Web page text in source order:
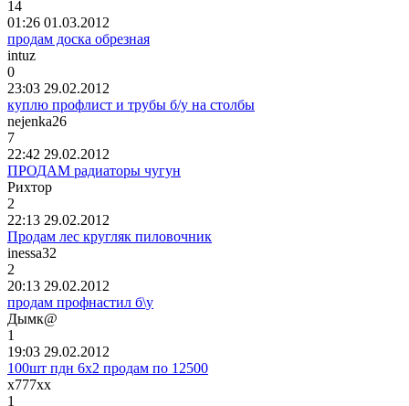
14
01:26 01.03.2012
продам доска обрезная
intuz
0
23:03 29.02.2012
куплю профлист и трубы б/у на столбы
nejenka26
7
22:42 29.02.2012
ПРОДАМ радиаторы чугун
Рихтор
2
22:13 29.02.2012
Продам лес кругляк пиловочник
inessa32
2
20:13 29.02.2012
продам профнастил б\у
Дымк@
1
19:03 29.02.2012
100шт пдн 6х2 продам по 12500
х777хх
1